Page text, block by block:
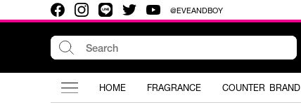
@EVEANDBOY
HOME FRAGRANCE COUNTER BRAND